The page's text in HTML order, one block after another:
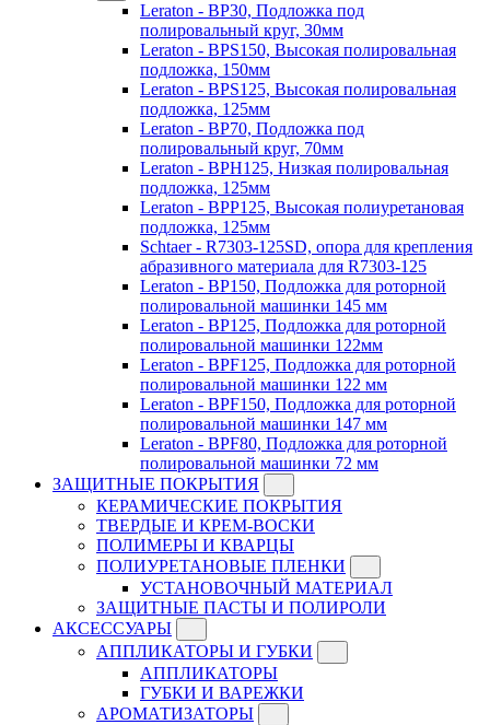
Leraton - BP30, Подложка под
полировальный круг, 30мм
Leraton - BPS150, Высокая полировальная
подложка, 150мм
Leraton - BPS125, Высокая полировальная
подложка, 125мм
Leraton - BP70, Подложка под
полировальный круг, 70мм
Leraton - BPH125, Низкая полировальная
подложка, 125мм
Leraton - BPP125, Высокая полиуретановая
подложка, 125мм
Schtaer - R7303-125SD, опора для крепления
абразивного материала для R7303-125
Leraton - BP150, Подложка для роторной
полировальной машинки 145 мм
Leraton - BP125, Подложка для роторной
полировальной машинки 122мм
Leraton - BPF125, Подложка для роторной
полировальной машинки 122 мм
Leraton - BPF150, Подложка для роторной
полировальной машинки 147 мм
Leraton - BPF80, Подложка для роторной
полировальной машинки 72 мм
ЗАЩИТНЫЕ ПОКРЫТИЯ
КЕРАМИЧЕСКИЕ ПОКРЫТИЯ
ТВЕРДЫЕ И КРЕМ-ВОСКИ
ПОЛИМЕРЫ И КВАРЦЫ
ПОЛИУРЕТАНОВЫЕ ПЛЕНКИ
УСТАНОВОЧНЫЙ МАТЕРИАЛ
ЗАЩИТНЫЕ ПАСТЫ И ПОЛИРОЛИ
АКСЕССУАРЫ
АППЛИКАТОРЫ И ГУБКИ
АППЛИКАТОРЫ
ГУБКИ И ВАРЕЖКИ
АРОМАТИЗАТОРЫ